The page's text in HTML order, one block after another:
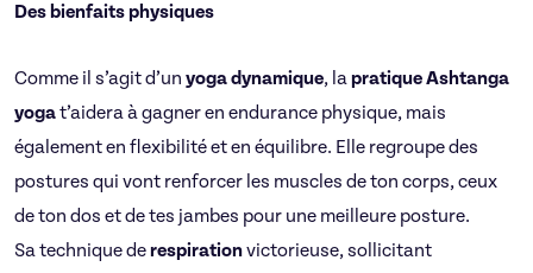
Des bienfaits physiques
Comme il s’agit d’un yoga dynamique, lapratique Ashtanga
yogat’aidera à gagner en endurance physique, mais
également en flexibilité et en équilibre. Elle regroupe des
postures qui vont renforcer les muscles de ton corps, ceux
de ton dos et de tes jambes pour une meilleure posture.
Sa technique derespirationvictorieuse, sollicitant